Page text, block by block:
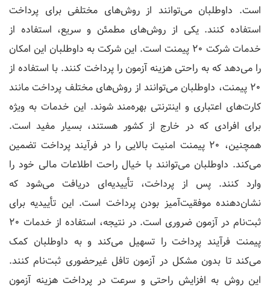
است. داوطلبان می‌توانند از روش‌های مختلفی برای پرداخت
استفاده کنند. یکی از روش‌های مطمئن و سریع، استفاده از
خدمات شرکت 20 پیمنت است. این شرکت به داوطلبان این امکان
را می‌دهد که به راحتی هزینه آزمون را پرداخت کنند. با استفاده از
20 پیمنت، داوطلبان می‌توانند از روش‌های مختلف پرداخت مانند
کارت‌های اعتباری و اینترنتی بهره‌مند شوند. این خدمات به ویژه
برای افرادی که در خارج از کشور هستند، بسیار مفید است.
همچنین، 20 پیمنت امنیت بالایی را در فرآیند پرداخت تضمین
می‌کند. داوطلبان می‌توانند با خیال راحت اطلاعات مالی خود را
وارد کنند. پس از پرداخت، تأییدیه‌ای دریافت می‌شود که
نشان‌دهنده موفقیت‌آمیز بودن پرداخت است. این تأییدیه برای
ثبت‌نام در آزمون ضروری است. در نتیجه، استفاده از خدمات 20
پیمنت فرآیند پرداخت را تسهیل می‌کند و به داوطلبان کمک
می‌کند تا بدون مشکل در آزمون تافل غیرحضوری ثبت‌نام کنند.
این روش به افزایش راحتی و سرعت در پرداخت هزینه آزمون